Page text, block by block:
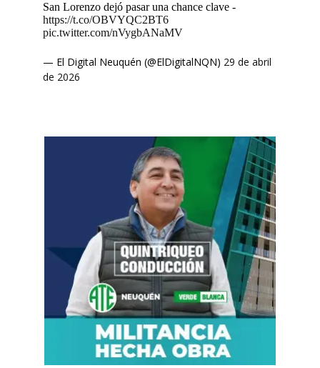
San Lorenzo dejó pasar una chance clave -
https://t.co/OBVYQC2BT6
pic.twitter.com/nVygbANaMV
— El Digital Neuquén (@ElDigitalNQN) 29 de abril
de 2026